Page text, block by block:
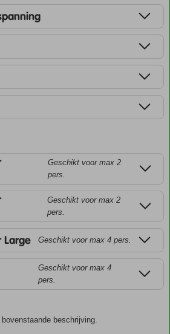
Geschikt voor max 2
pers.
Geschikt voor max 2
pers.
Large Geschikt voor max 4 pers.
Geschikt voor max 4
pers.
beschrijving.